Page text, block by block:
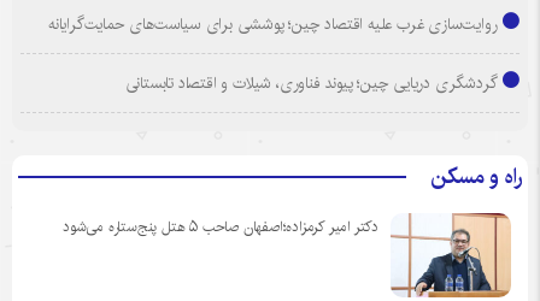
روایت‌سازی غرب علیه اقتصاد چین؛ پوششی برای سیاست‌های حمایت‌گرایانه
گردشگری دریایی چین؛ پیوند فناوری، شیلات و اقتصاد تابستانی
راه و مسکن
دکتر امیر کرمزاده؛اصفهان صاحب ۵ هتل پنج‌ستاره می‌شود